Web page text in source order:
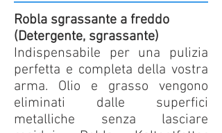
Robla sgrassante a freddo
(Detergente, sgrassante)
Indispensabile per una pulizia
perfetta e completa della vostra
arma. Olio e grasso vengono
eliminati dalle superfici
metalliche senza lasciare